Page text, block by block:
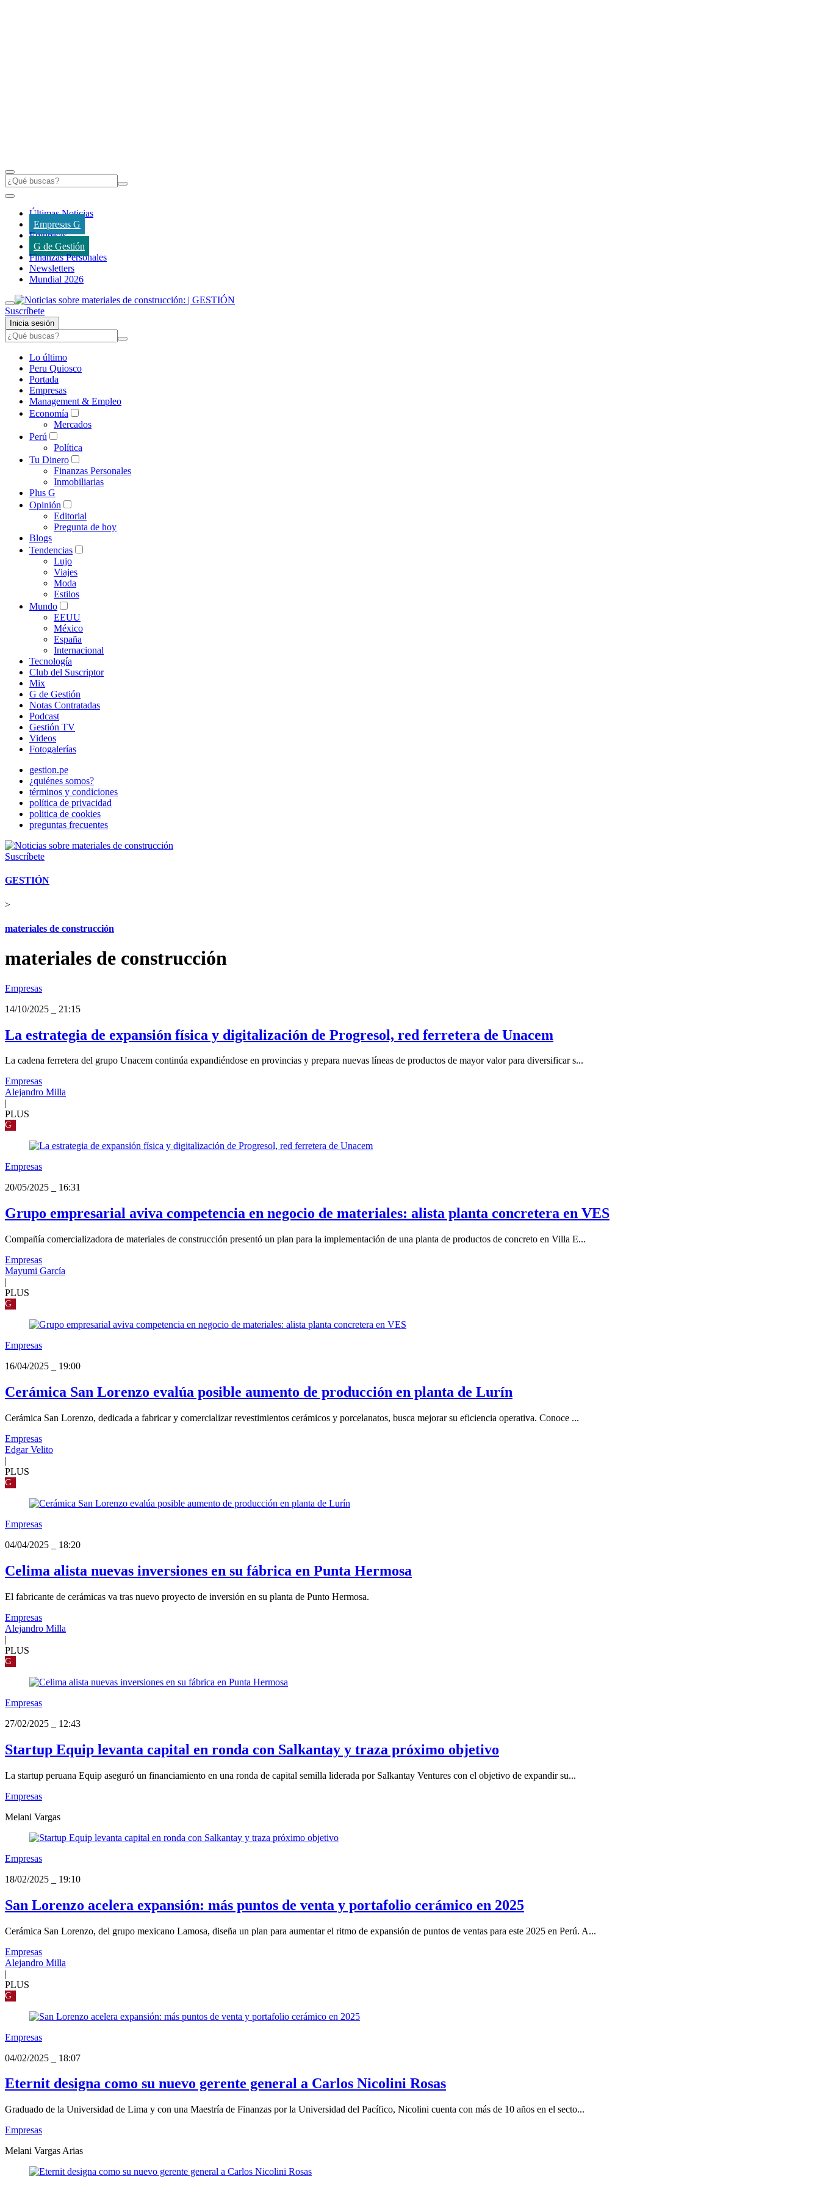
Últimas Noticias
Empresas G
Empresas
G de Gestión
Finanzas Personales
Newsletters
Mundial 2026
Suscríbete
Inicia sesión
Lo último
Peru Quiosco
Portada
Empresas
Management & Empleo
Economía
Mercados
Perú
Política
Tu Dinero
Finanzas Personales
Inmobiliarias
Plus G
Opinión
Editorial
Pregunta de hoy
Blogs
Tendencias
Lujo
Viajes
Moda
Estilos
Mundo
EEUU
México
España
Internacional
Tecnología
Club del Suscriptor
Mix
G de Gestión
Notas Contratadas
Podcast
Gestión TV
Videos
Fotogalerías
gestion.pe
¿quiénes somos?
términos y condiciones
política de privacidad
politica de cookies
preguntas frecuentes
Suscríbete
GESTIÓN
>
materiales de construcción
materiales de construcción
Empresas
14/10/2025
21:15
La estrategia de expansión física y digitalización de Progresol, red ferretera de Unacem
La cadena ferretera del grupo Unacem continúa expandiéndose en provincias y prepara nuevas líneas de productos de mayor valor para diversificar s...
Empresas
Alejandro Milla
PLUS
G
Empresas
20/05/2025
16:31
Grupo empresarial aviva competencia en negocio de materiales: alista planta concretera en VES
Compañía comercializadora de materiales de construcción presentó un plan para la implementación de una planta de productos de concreto en Villa E...
Empresas
Mayumi García
|
PLUS
G
Empresas
16/04/2025
19:00
Cerámica San Lorenzo evalúa posible aumento de producción en planta de Lurín
Cerámica San Lorenzo, dedicada a fabricar y comercializar revestimientos cerámicos y porcelanatos, busca mejorar su eficiencia operativa. Conoce ...
Empresas
Edgar Velito
|
PLUS
G
Empresas
04/04/2025
18:20
Celima alista nuevas inversiones en su fábrica en Punta Hermosa
El fabricante de cerámicas va tras nuevo proyecto de inversión en su planta de Punto Hermosa.
Empresas
Alejandro Milla
|
PLUS
G
Empresas
27/02/2025
12:43
Startup Equip levanta capital en ronda con Salkantay y traza próximo objetivo
La startup peruana Equip aseguró un financiamiento en una ronda de capital semilla liderada por Salkantay Ventures con el objetivo de expandir su...
Empresas
Melani Vargas
Empresas
18/02/2025
19:10
San Lorenzo acelera expansión: más puntos de venta y portafolio cerámico en 2025
Cerámica San Lorenzo, del grupo mexicano Lamosa, diseña un plan para aumentar el ritmo de expansión de puntos de ventas para este 2025 en Perú. A...
Empresas
Alejandro Milla
|
PLUS
G
Empresas
04/02/2025
18:07
Eternit designa como su nuevo gerente general a Carlos Nicolini Rosas
Graduado de la Universidad de Lima y con una Maestría de Finanzas por la Universidad del Pacífico, Nicolini cuenta con más de 10 años en el secto...
Empresas
Melani Vargas Arias